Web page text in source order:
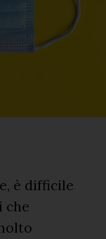
è difficile
che